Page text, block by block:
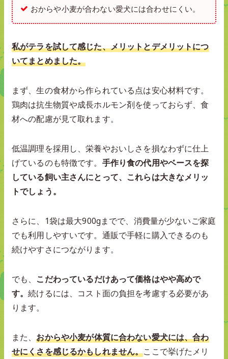
おからや小麦が合わない愛犬には合わせにくい。
私がテラを試して感じた、メリットとデメリットにつ
いてまとめました。
まず、生の食材から作られている点は安心材料です。
鶏肉は抗生物質や成長ホルモン剤を使っておらず、食
材への配慮が見て取れます。
低温調理を採用し、栄養やおいしさを損なわずに仕上
げているのも特徴です。 手作り食の代用やベースを探
している飼い主さんにとって、これらは大きなメリッ
トでしょう。
さらに、1袋は最大900gまでで、消費量が少ないご家庭
でも利用しやすいです。通販で手軽に購入できるのも
続けやすさにつながります。
でも、 こだわっているだけあって価格はやや高めで
す。続けるには、コスト面の負担を考慮する必要があ
ります。
また、おからや小麦が体質に合わない愛犬には、合わ
せにくさを感じるかもしれません。ここで挙げたメリ